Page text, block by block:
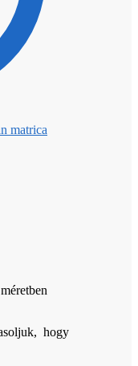
matrica
hogy